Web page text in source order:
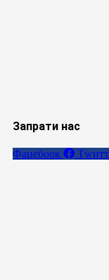
Запрати нас
Фацебоок